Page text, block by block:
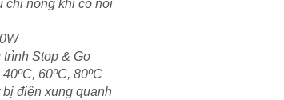
chỉ nóng khi có nồi
Stop & Go
60ºC, 80ºC
điện xung quanh